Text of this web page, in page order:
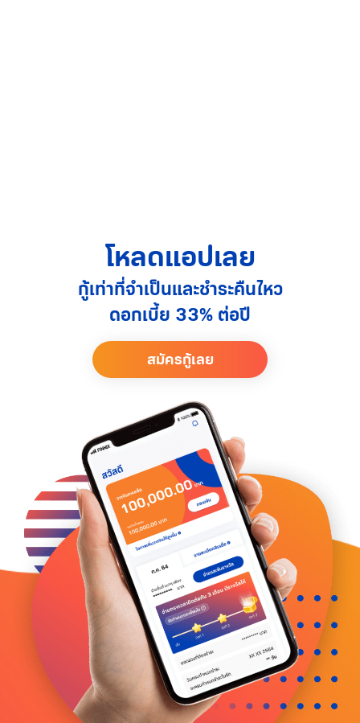
โหลดแอปเลย
กู้เท่าที่จำเป็นและชำระคืนไหว
ดอกเบี้ย 33% ต่อปี
สมัครกู้เลย